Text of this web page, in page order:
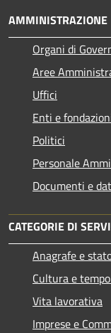
AMMINISTRAZIONE
Organi di
Aree
Uffici
Enti e
Politici
Personale
Documenti e
CATEGORIE DI
Anagrafe e
Cultura e
Vita lavorativa
Imprese e